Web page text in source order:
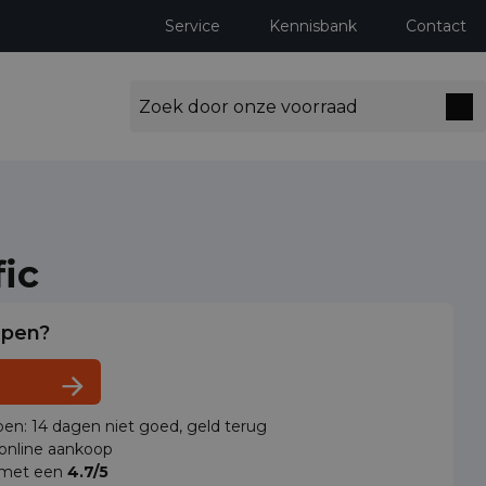
Service Kennisbank Contact
14 dagen niet goed, geld terug
aankoop
een 4.7/5